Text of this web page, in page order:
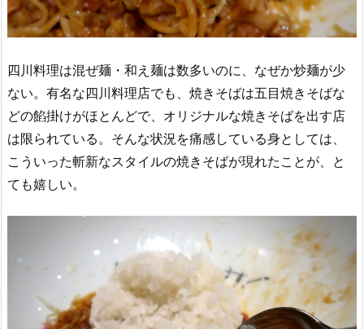
四川料理は混ぜ麺・和え麺は数多いのに、なぜか炒麺が少
ない。有名な四川料理店でも、焼きそばは五目焼きそばな
どの餡掛けがほとんどで、オリジナルな焼きそばを出す店
は限られている。そんな状況を痛感している身としては、
こういった斬新なスタイルの焼きそばが現れたことが、と
ても嬉しい。